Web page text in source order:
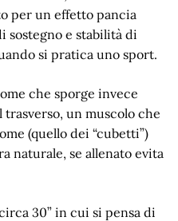
per un effetto pancia
sostegno e stabilità di
si pratica uno sport.
che sporge invece
un muscolo che
(quello dei “cubetti”)
naturale, se allenato evita
30” in cui si pensa di